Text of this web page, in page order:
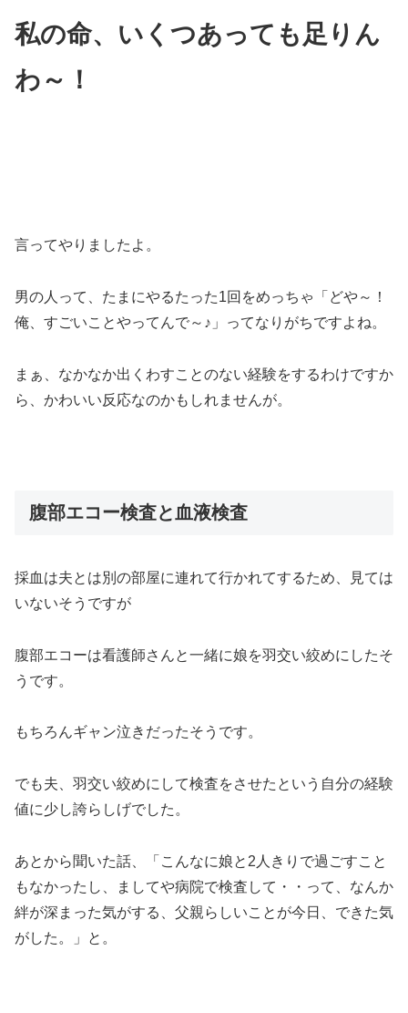
私の命、いくつあっても足りん
わ～！
言ってやりましたよ。
男の人って、たまにやるたった1回をめっちゃ「どや～！
俺、すごいことやってんで～♪」ってなりがちですよね。
まぁ、なかなか出くわすことのない経験をするわけですか
ら、かわいい反応なのかもしれませんが。
腹部エコー検査と血液検査
採血は夫とは別の部屋に連れて行かれてするため、見ては
いないそうですが
腹部エコーは看護師さんと一緒に娘を羽交い絞めにしたそ
うです。
もちろんギャン泣きだったそうです。
でも夫、羽交い絞めにして検査をさせたという自分の経験
値に少し誇らしげでした。
あとから聞いた話、「こんなに娘と2人きりで過ごすこと
もなかったし、ましてや病院で検査して・・って、なんか
絆が深まった気がする、父親らしいことが今日、できた気
がした。」と。